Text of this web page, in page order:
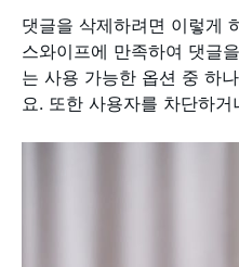
댓글을 삭제하려면 이렇게
스와이프에 만족하여 댓글
는 사용 가능한 옵션 중 하
요. 또한 사용자를 차단하